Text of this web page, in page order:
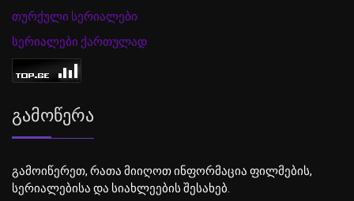
თურქული სერიალები
სერიალები ქართულად
Გამოწერა
გამოიწერეთ, რათა მიიღოთ ინფორმაცია ფილმების,
სერიალებისა და სიახლეების შესახებ.